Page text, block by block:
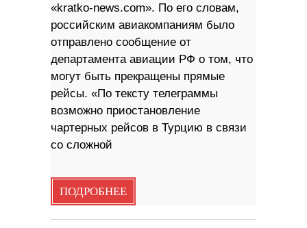
«kratko-news.com». По его словам,
российским авиакомпаниям было
отправлено сообщение от
департамента авиации РФ о том, что
могут быть прекращены прямые
рейсы. «По тексту телеграммы
возможно приостановление
чартерных рейсов в Турцию в связи
со сложной
ПОДРОБНЕЕ